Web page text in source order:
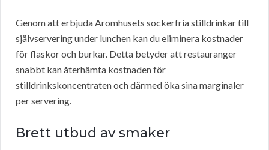
Genom att erbjuda Aromhusets sockerfria stilldrinkar till
självservering under lunchen kan du eliminera kostnader
för flaskor och burkar. Detta betyder att restauranger
snabbt kan återhämta kostnaden för
stilldrinkskoncentraten och därmed öka sina marginaler
per servering.
Brett utbud av smaker